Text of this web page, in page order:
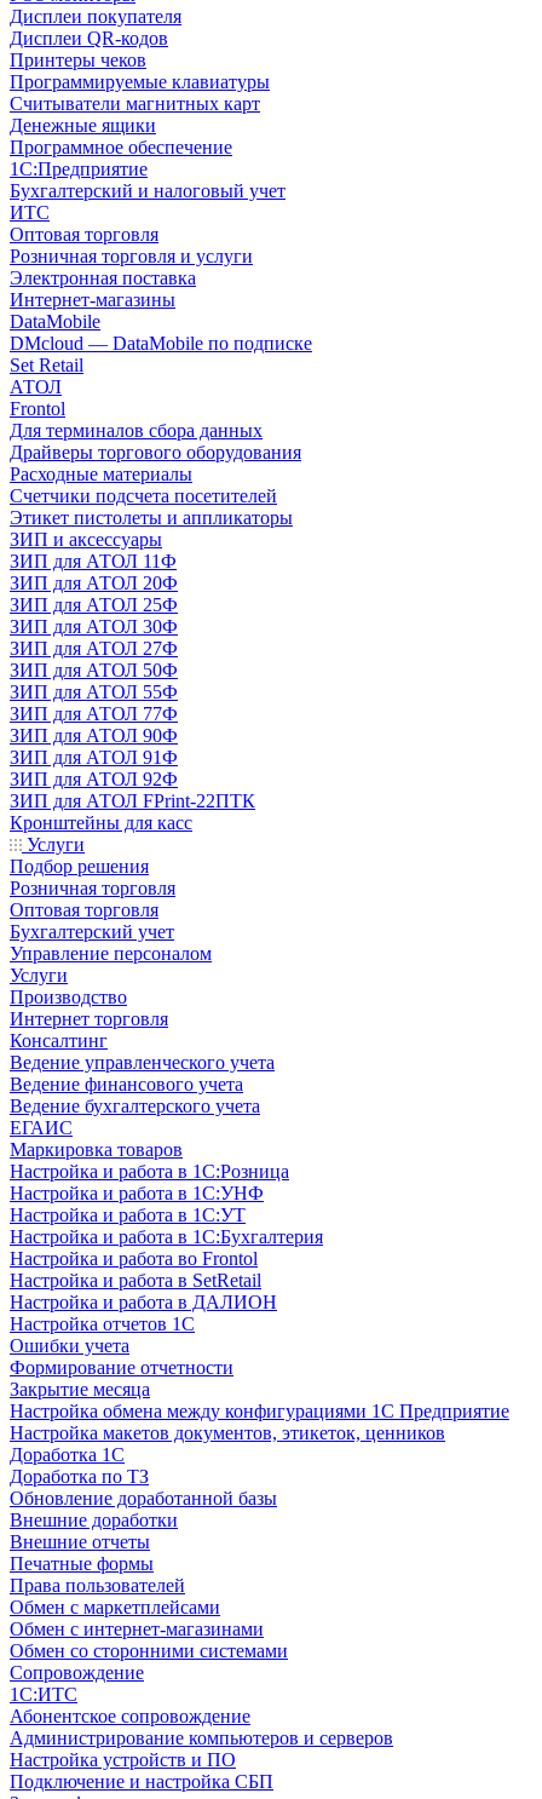
Дисплеи покупателя
Дисплеи QR-кодов
Принтеры чеков
Программируемые клавиатуры
Считыватели магнитных карт
Денежные ящики
Программное обеспечение
1С:Предприятие
Бухгалтерский и налоговый учет
ИТС
Оптовая торговля
Розничная торговля и услуги
Электронная поставка
Интернет-магазины
DataMobile
DMcloud — DataMobile по подписке
Set Retail
АТОЛ
Frontol
Для терминалов сбора данных
Драйверы торгового оборудования
Расходные материалы
Счетчики подсчета посетителей
Этикет пистолеты и аппликаторы
ЗИП и аксессуары
ЗИП для АТОЛ 11Ф
ЗИП для АТОЛ 20Ф
ЗИП для АТОЛ 25Ф
ЗИП для АТОЛ 30Ф
ЗИП для АТОЛ 27Ф
ЗИП для АТОЛ 50Ф
ЗИП для АТОЛ 55Ф
ЗИП для АТОЛ 77Ф
ЗИП для АТОЛ 90Ф
ЗИП для АТОЛ 91Ф
ЗИП для АТОЛ 92Ф
ЗИП для АТОЛ FPrint-22ПТК
Кронштейны для касс
Услуги
Подбор решения
Розничная торговля
Оптовая торговля
Бухгалтерский учет
Управление персоналом
Услуги
Производство
Интернет торговля
Консалтинг
Ведение управленческого учета
Ведение финансового учета
Ведение бухгалтерского учета
ЕГАИС
Маркировка товаров
Настройка и работа в 1С:Розница
Настройка и работа в 1С:УНФ
Настройка и работа в 1С:УТ
Настройка и работа в 1С:Бухгалтерия
Настройка и работа во Frontol
Настройка и работа в SetRetail
Настройка и работа в ДАЛИОН
Настройка отчетов 1С
Ошибки учета
Формирование отчетности
Закрытие месяца
Настройка обмена между конфигурациями 1С Предприятие
Настройка макетов документов, этикеток, ценников
Доработка 1С
Доработка по ТЗ
Обновление доработанной базы
Внешние доработки
Внешние отчеты
Печатные формы
Права пользователей
Обмен с маркетплейсами
Обмен с интернет-магазинами
Обмен со сторонними системами
Сопровождение
1C:ИТС
Абонентское сопровождение
Администрирование компьютеров и серверов
Настройка устройств и ПО
Подключение и настройка СБП